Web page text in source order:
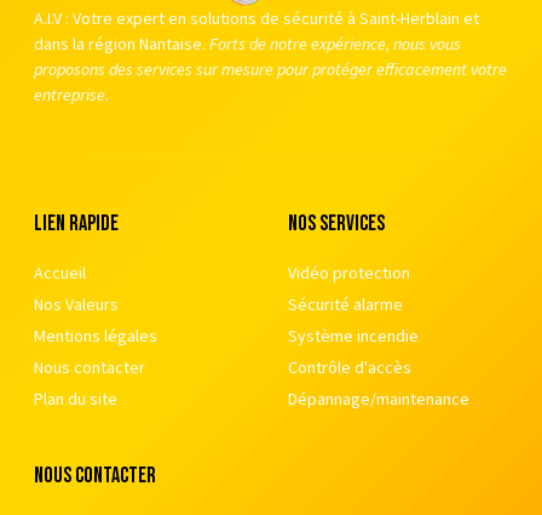
A.I.V : Votre expert en solutions de sécurité à Saint-Herblain et
dans la région Nantaise. Forts de notre expérience, nous vous
proposons des services sur mesure pour protéger efficacement votre
entreprise.
Lien rapide
Accueil
Nos Valeurs
Mentions légales
Nous contacter
Plan du site
nos services
Vidéo protection
Sécurité alarme
Système incendie
Contrôle d'accès
Dépannage/maintenance
nous contacter